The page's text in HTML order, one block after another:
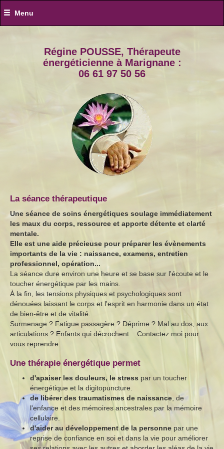
Menu
Régine POUSSE, Thérapeute
énergéticienne à Marignane :
06 61 97 50 56
La séance thérapeutique
Une séance de soins énergétiques soulage immédiatement
les maux du corps, ressource et apporte détente et clarté
mentale.
Elle est une aide précieuse pour préparer les évènements
importants de la vie : naissance, examens, entretien
professionnel, opération...
La séance dure environ une heure et se base sur l'écoute et le
toucher énergétique par les mains.
À la fin, les tensions physiques et psychologiques sont
dénouées laissant le corps et l'esprit en harmonie dans un état
de bien-être et de vitalité.
Surmenage ? Fatigue passagère ? Déprime ? Mal au dos, aux
articulations ? Enfants qui décrochent... Contactez moi pour
vous reprendre.
Une thérapie énergétique permet
d'apaiser les douleurs, le stress par un toucher
énergétique et la digitopuncture.
de libérer des traumatismes de naissance , de
l'enfance et des mémoires ancestrales par la mémoire
cellulaire.
d'aider au développement de la personne par une
reprise de confiance en soi et dans la vie pour améliorer